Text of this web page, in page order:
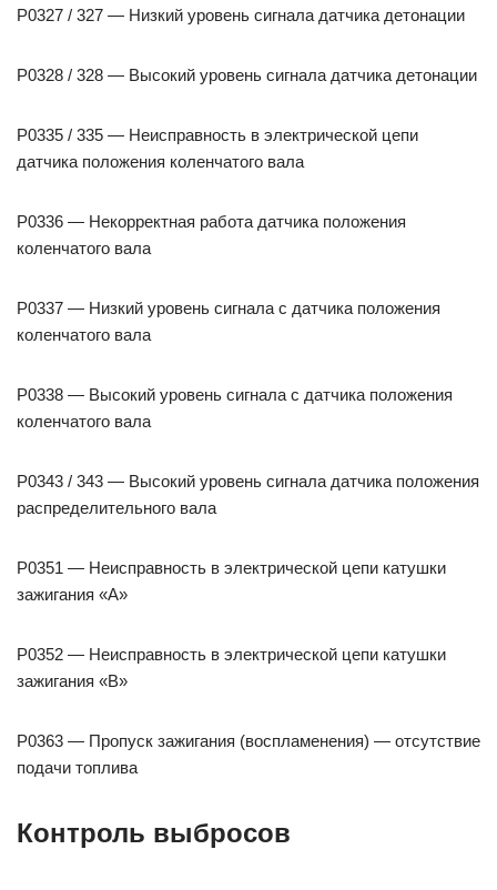
P0327 / 327 — Низкий уровень сигнала датчика детонации
P0328 / 328 — Высокий уровень сигнала датчика детонации
P0335 / 335 — Неисправность в электрической цепи
датчика положения коленчатого вала
P0336 — Некорректная работа датчика положения
коленчатого вала
P0337 — Низкий уровень сигнала с датчика положения
коленчатого вала
P0338 — Высокий уровень сигнала с датчика положения
коленчатого вала
P0343 / 343 — Высокий уровень сигнала датчика положения
распределительного вала
P0351 — Неисправность в электрической цепи катушки
зажигания «A»
P0352 — Неисправность в электрической цепи катушки
зажигания «B»
P0363 — Пропуск зажигания (воспламенения) — отсутствие
подачи топлива
Контроль выбросов